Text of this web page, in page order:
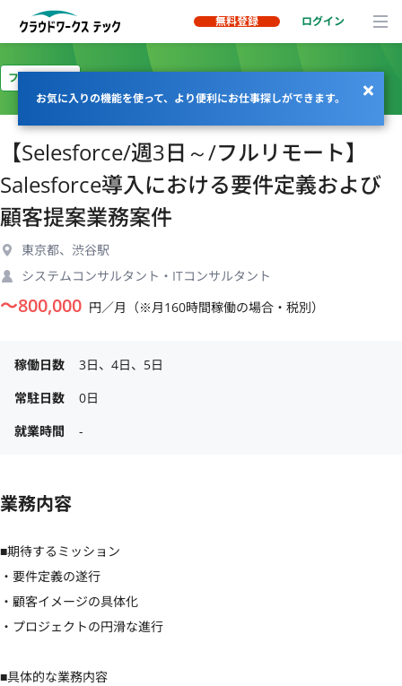
無料登録 ログイン
お気に入りの機能を使って、より便利にお仕事探しができます。
フルリモート
【Selesforce/週3日～/フルリモート】
Salesforce導入における要件定義および
顧客提案業務案件
東京都、渋谷駅
システムコンサルタント・ITコンサルタント
〜800,000 円／月（※月160時間稼働の場合・税別）
稼働日数
3日、4日、5日
常駐日数
0日
就業時間
-
業務内容
■期待するミッション
・要件定義の遂行
・顧客イメージの具体化
・プロジェクトの円滑な進行
■具体的な業務内容